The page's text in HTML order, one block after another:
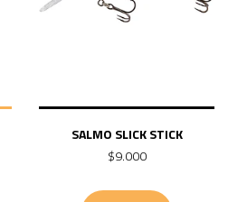
SALMO SLICK STICK
$9.000